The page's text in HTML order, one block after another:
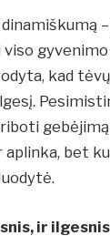
kad
bet
ir ilgesnis